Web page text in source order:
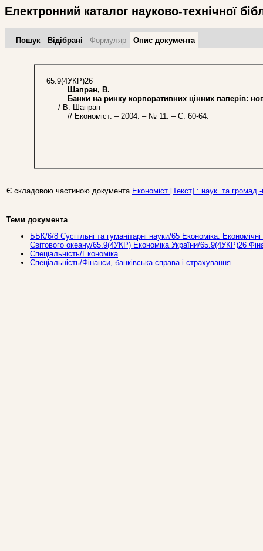
Електронний каталог науково-технічної
Пошук Відібрані Формуляр Опис документа
65.9(4УКР)26
Шапран, В.
Банки на ринку корпоративних цінних паперів:
/ В. Шапран
// Економіст. – 2004. – № 11. – С. 60-64.
Є складовою частиною документа Економіст [Текст] : наук. та
Теми документа
ББК/6/8 Суспільні та гуманітарні науки/65 Економіка.
Світового океану/65.9(4УКР) Економіка України/65.9(4УКР)26
Спеціальність/Економіка
Спеціальність/Фінанси, банківська справа і страхування